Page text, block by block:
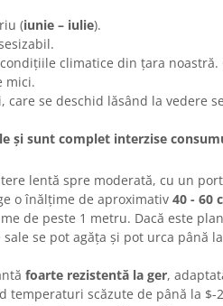
(iunie – iulie).
climatice din țara noastră.
mici.
care se deschid lăsând la vedere
și sunt complet interzise
lentă spre moderată, cu un
o înălțime de aproximativ 40 - 60
de peste 1 metru. Dacă este
se pot agăța și pot urca până
foarte rezistentă la ger,
scăzute de până la $-